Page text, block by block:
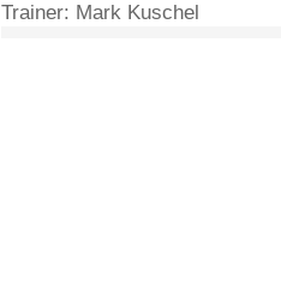
Trainer: Mark Kuschel